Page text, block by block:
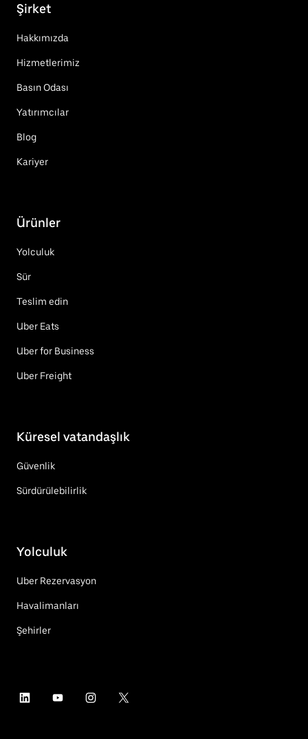
Şirket
Hakkımızda
Hizmetlerimiz
Basın Odası
Yatırımcılar
Blog
Kariyer
Ürünler
Yolculuk
Sür
Teslim edin
Uber Eats
Uber for Business
Uber Freight
Küresel vatandaşlık
Güvenlik
Sürdürülebilirlik
Yolculuk
Uber Rezervasyon
Havalimanları
Şehirler